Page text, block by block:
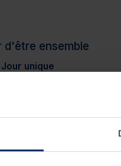
d'être ensemble
unique
un éclat naturel et
et revitalisants,